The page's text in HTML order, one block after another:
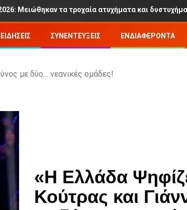
τα τροχαία ατυχήματα και δυστυχήματα σε
ΕΙΔΉΣΕΙΣ ΣΥΝΕΝΤΕΎΞΕΙΣ ΕΝΔΙΑΦΈΡΟΝΤΑ
με δύο… νεανικές ομάδες!
«Η Ελλάδα
Κούτρας και